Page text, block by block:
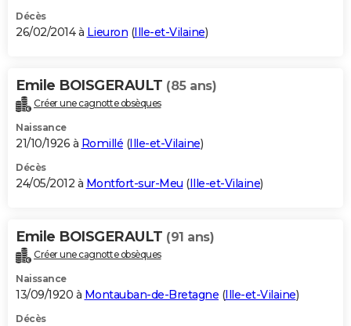
Décès
26/02/2014 à Lieuron (Ille-et-Vilaine)
Emile BOISGERAULT (85 ans)
Créer une cagnotte obsèques
Naissance
21/10/1926 à Romillé (Ille-et-Vilaine)
Décès
24/05/2012 à Montfort-sur-Meu (Ille-et-Vilaine)
Emile BOISGERAULT (91 ans)
Créer une cagnotte obsèques
Naissance
13/09/1920 à Montauban-de-Bretagne (Ille-et-Vilaine)
Décès